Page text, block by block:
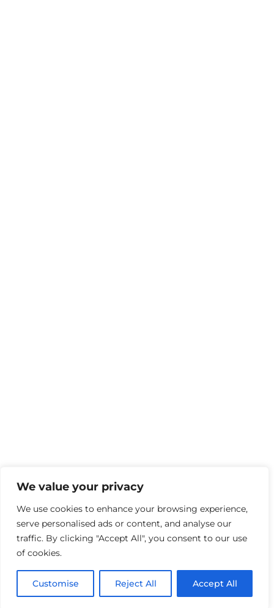
We value your privacy
We use cookies to enhance your browsing experience,
serve personalised ads or content, and analyse our
traffic. By clicking "Accept All", you consent to our use
of cookies.
Customise Reject All Accept All